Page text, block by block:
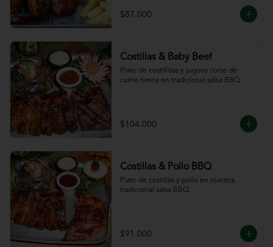
$87.000
Costillas & Baby Beef
Plato de costillitas y jugoso corte de
carne tierna en tradicional salsa BBQ.
$104.000
Costillas & Pollo BBQ
Plato de costillas y pollo en nuestra
tradicional salsa BBQ.
$91.000